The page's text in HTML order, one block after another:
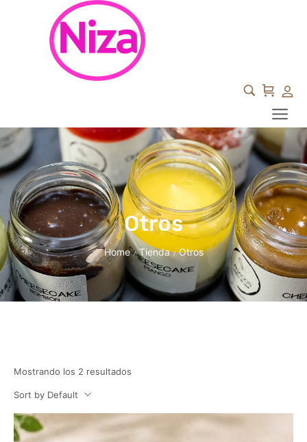
Otros
Home / Tienda / Otros
Mostrando los 2 resultados
Sort by Default